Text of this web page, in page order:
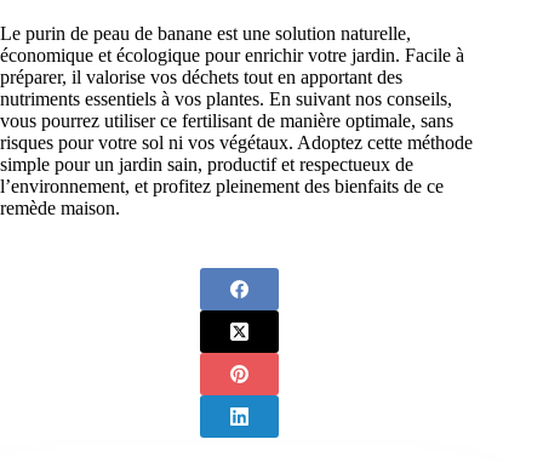
Le purin de peau de banane est une solution naturelle,
économique et écologique pour enrichir votre jardin. Facile à
préparer, il valorise vos déchets tout en apportant des
nutriments essentiels à vos plantes. En suivant nos conseils,
vous pourrez utiliser ce fertilisant de manière optimale, sans
risques pour votre sol ni vos végétaux. Adoptez cette méthode
simple pour un jardin sain, productif et respectueux de
l’environnement, et profitez pleinement des bienfaits de ce
remède maison.